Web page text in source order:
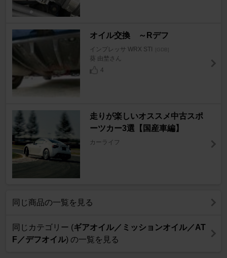
オイル交換 ～Rデフ
インプレッサ WRX STI [GDB]
葵 由埜さん
4
走りが楽しいオススメ中古スポ
ーツカー3選【国産車編】
カーライフ
同じ商品の一覧を見る
同じカテゴリー (ギアオイル／ミッションオイル／AT
F／デフオイル) の一覧を見る